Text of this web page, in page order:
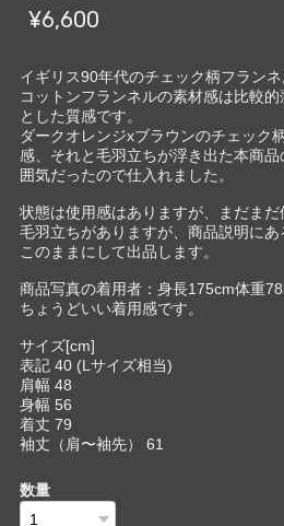
¥6,600
イギリス90年代のチェック柄フランネ
コットンフランネルの素材感は比較
とした質感です。
ダークオレンジxブラウンのチェック
感、それと毛羽立ちが浮き出た本商
囲気だったので仕入れました。
状態は使用感はありますが、まだまだ
毛羽立ちがありますが、商品説明に
このままにして出品します。
商品写真の着用者：身長175cm体重
ちょうどいい着用感です。
サイズ[cm]
表記 40 (Lサイズ相当)
肩幅 48
身幅 56
着丈 79
袖丈（肩〜袖先） 61
数量